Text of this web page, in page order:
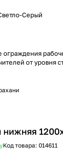
Серый
ограждения
от уровня
нижняя
Код товара: 014611